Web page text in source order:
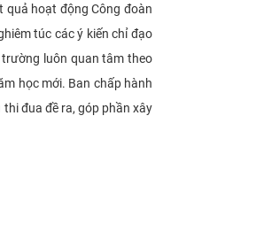
quả hoạt động Công đoàn
túc các ý kiến chỉ đạo
luôn quan tâm theo
học mới. Ban chấp hành
đua đề ra, góp phần xây